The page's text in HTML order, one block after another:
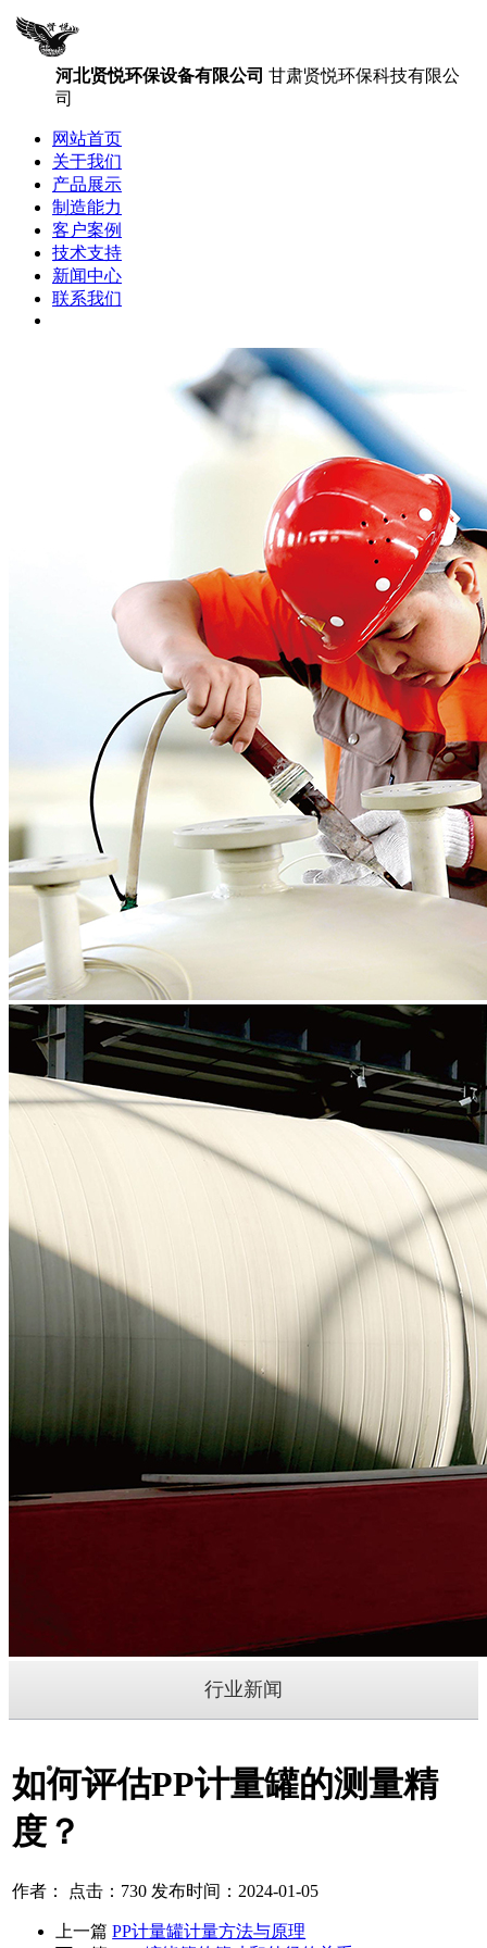
河北贤悦环保设备有限公司 甘肃贤悦环保科技有限公
司
网站首页
关于我们
产品展示
制造能力
客户案例
技术支持
新闻中心
联系我们
行业新闻
如何评估PP计量罐的测量精
度？
作者： 点击：730 发布时间：2024-01-05
上一篇 PP计量罐计量方法与原理